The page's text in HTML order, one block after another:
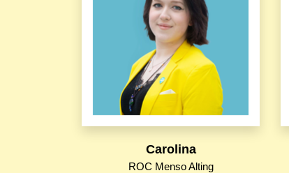
Carolina
ROC Menso Alting